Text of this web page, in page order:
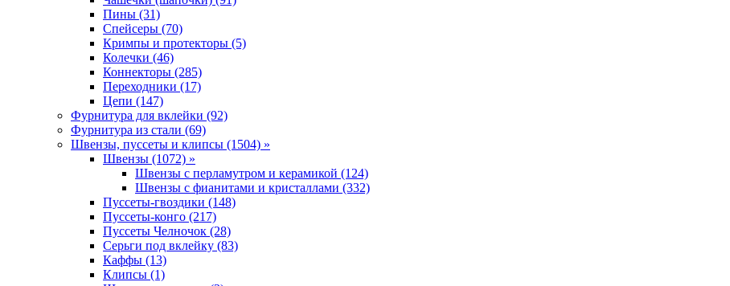
Пины (31)
Спейсеры (70)
Кримпы и протекторы (5)
Колечки (46)
Коннекторы (285)
Переходники (17)
Цепи (147)
Фурнитура для вклейки (92)
Фурнитура из стали (69)
Швензы, пуссеты и клипсы (1504) »
Швензы (1072) »
Швензы с перламутром и керамикой (124)
Швензы с фианитами и кристаллами (332)
Пуссеты-гвоздики (148)
Пуссеты-конго (217)
Пуссеты Челночок (28)
Серьги под вклейку (83)
Каффы (13)
Клипсы (1)